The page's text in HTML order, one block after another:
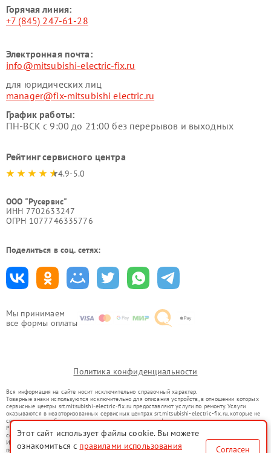
Мы принимаем
все формы оплаты
Горячая линия:
+7 (845) 247-61-28
Электронная почта:
info@mitsubishi-electric-fix.ru
для юридических лиц
manager@fix-mitsubishi electric.ru
График работы:
ПН-ВСК с 9:00 до 21:00 без перерывов и выходных
Рейтинг сервисного центра
4.9-5.0
ООО "Русервис"
ИНН 7702633247
ОГРН 1077746335776
Поделиться в соц. сетях:
Политика конфиденциальности
Вся информация на сайте носит исключительно справочный характер.
Товарные знаки используются исключительно для описания устройств, в отношении которых
сервисные центры srt.mitsubishi-electric-fix.ru предоставляют услуги по ремонту. Услуги
оказываются в неавторизованных сервисных центрах srt.mitsubishi-electric-fix.ru, которые не
связаны с правообладателями товарных знаков или их официальными представителями.
Ремонт осуществляется для устройств, уже введенных в гражданский оборот в соответствии
со статьей 1487 ГК РФ.
Использование товарных знаков не преследует цели индивидуализации услуг или введения
потребителей в заблуждение, а служит для информирования о предоставляемых услугах по
Этот сайт использует файлы cookie. Вы можете
ознакомиться с правилами использования Согласен